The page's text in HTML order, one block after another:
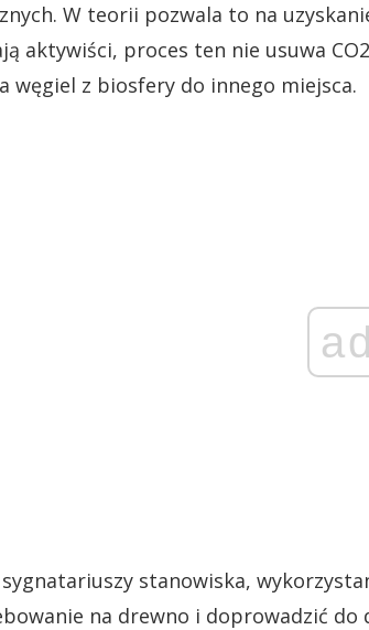
W teorii pozwala to na
aktywiści, proces ten nie usuwa
węgiel z biosfery do innego miejsca.
ad
stanowiska,
na drewno i doprowadzić do